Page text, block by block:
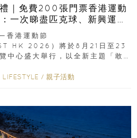
｜免費200張門票香港運動
一次睇盡匹克球、新興運
運動品牌展覽
香港運動節
HK 2026）將於8月21日至23
中心盛大舉行，以全新主題「敢
LIFESTYLE / 親子活動